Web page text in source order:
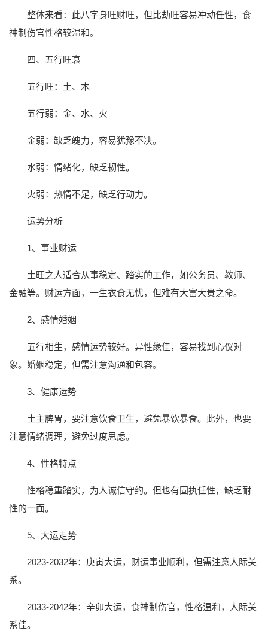
整体来看：此八字身旺财旺，但比劫旺容易冲动任性，食
神制伤官性格较温和。
四、五行旺衰
五行旺：土、木
五行弱：金、水、火
金弱：缺乏魄力，容易犹豫不决。
水弱：情绪化，缺乏韧性。
火弱：热情不足，缺乏行动力。
运势分析
1、事业财运
土旺之人适合从事稳定、踏实的工作，如公务员、教师、
金融等。财运方面，一生衣食无忧，但难有大富大贵之命。
2、感情婚姻
五行相生，感情运势较好。异性缘佳，容易找到心仪对
象。婚姻稳定，但需注意沟通和包容。
3、健康运势
土主脾胃，要注意饮食卫生，避免暴饮暴食。此外，也要
注意情绪调理，避免过度思虑。
4、性格特点
性格稳重踏实，为人诚信守约。但也有固执任性，缺乏耐
性的一面。
5、大运走势
2023-2032年：庚寅大运，财运事业顺利，但需注意人际关
系。
2033-2042年：辛卯大运，食神制伤官，性格温和，人际关
系佳。